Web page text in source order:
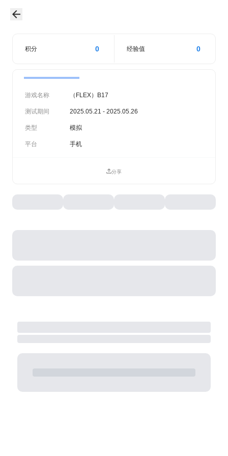
积分 0 经验值 0
游戏名称 （FLEX）B17
测试期间 2025.05.21 - 2025.05.26
类型 模拟
平台 手机
分享